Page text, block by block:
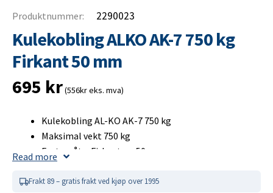
Produktnummer: 2290023
Kulekobling ALKO AK-7 750 kg
Firkant 50 mm
695 kr(556kr eks. mva)
Kulekobling AL-KO AK-7 750 kg
Maksimal vekt 750 kg
Festemåte: Firkantrør 50 mm
CC-mål horisontalt 80–90/90 mm
Read more
Frakt 89 – gratis frakt ved kjøp over 1995